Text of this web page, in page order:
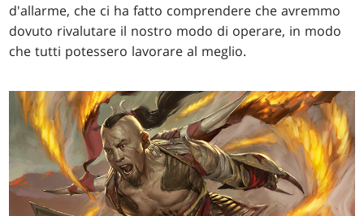
d'allarme, che ci ha fatto comprendere che avremmo
dovuto rivalutare il nostro modo di operare, in modo
che tutti potessero lavorare al meglio.